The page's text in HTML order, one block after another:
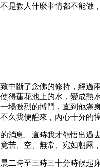
是教人什麼事情都不能做
中斷了念佛的修持，經過
蓮花池上的水，變成熱
激烈的搏鬥，直到他滿
久我便醒來，內心十分的惶
消息。這時我才領悟出過
苦、空、無常、宛如朝露
二時至三時三十分時候起